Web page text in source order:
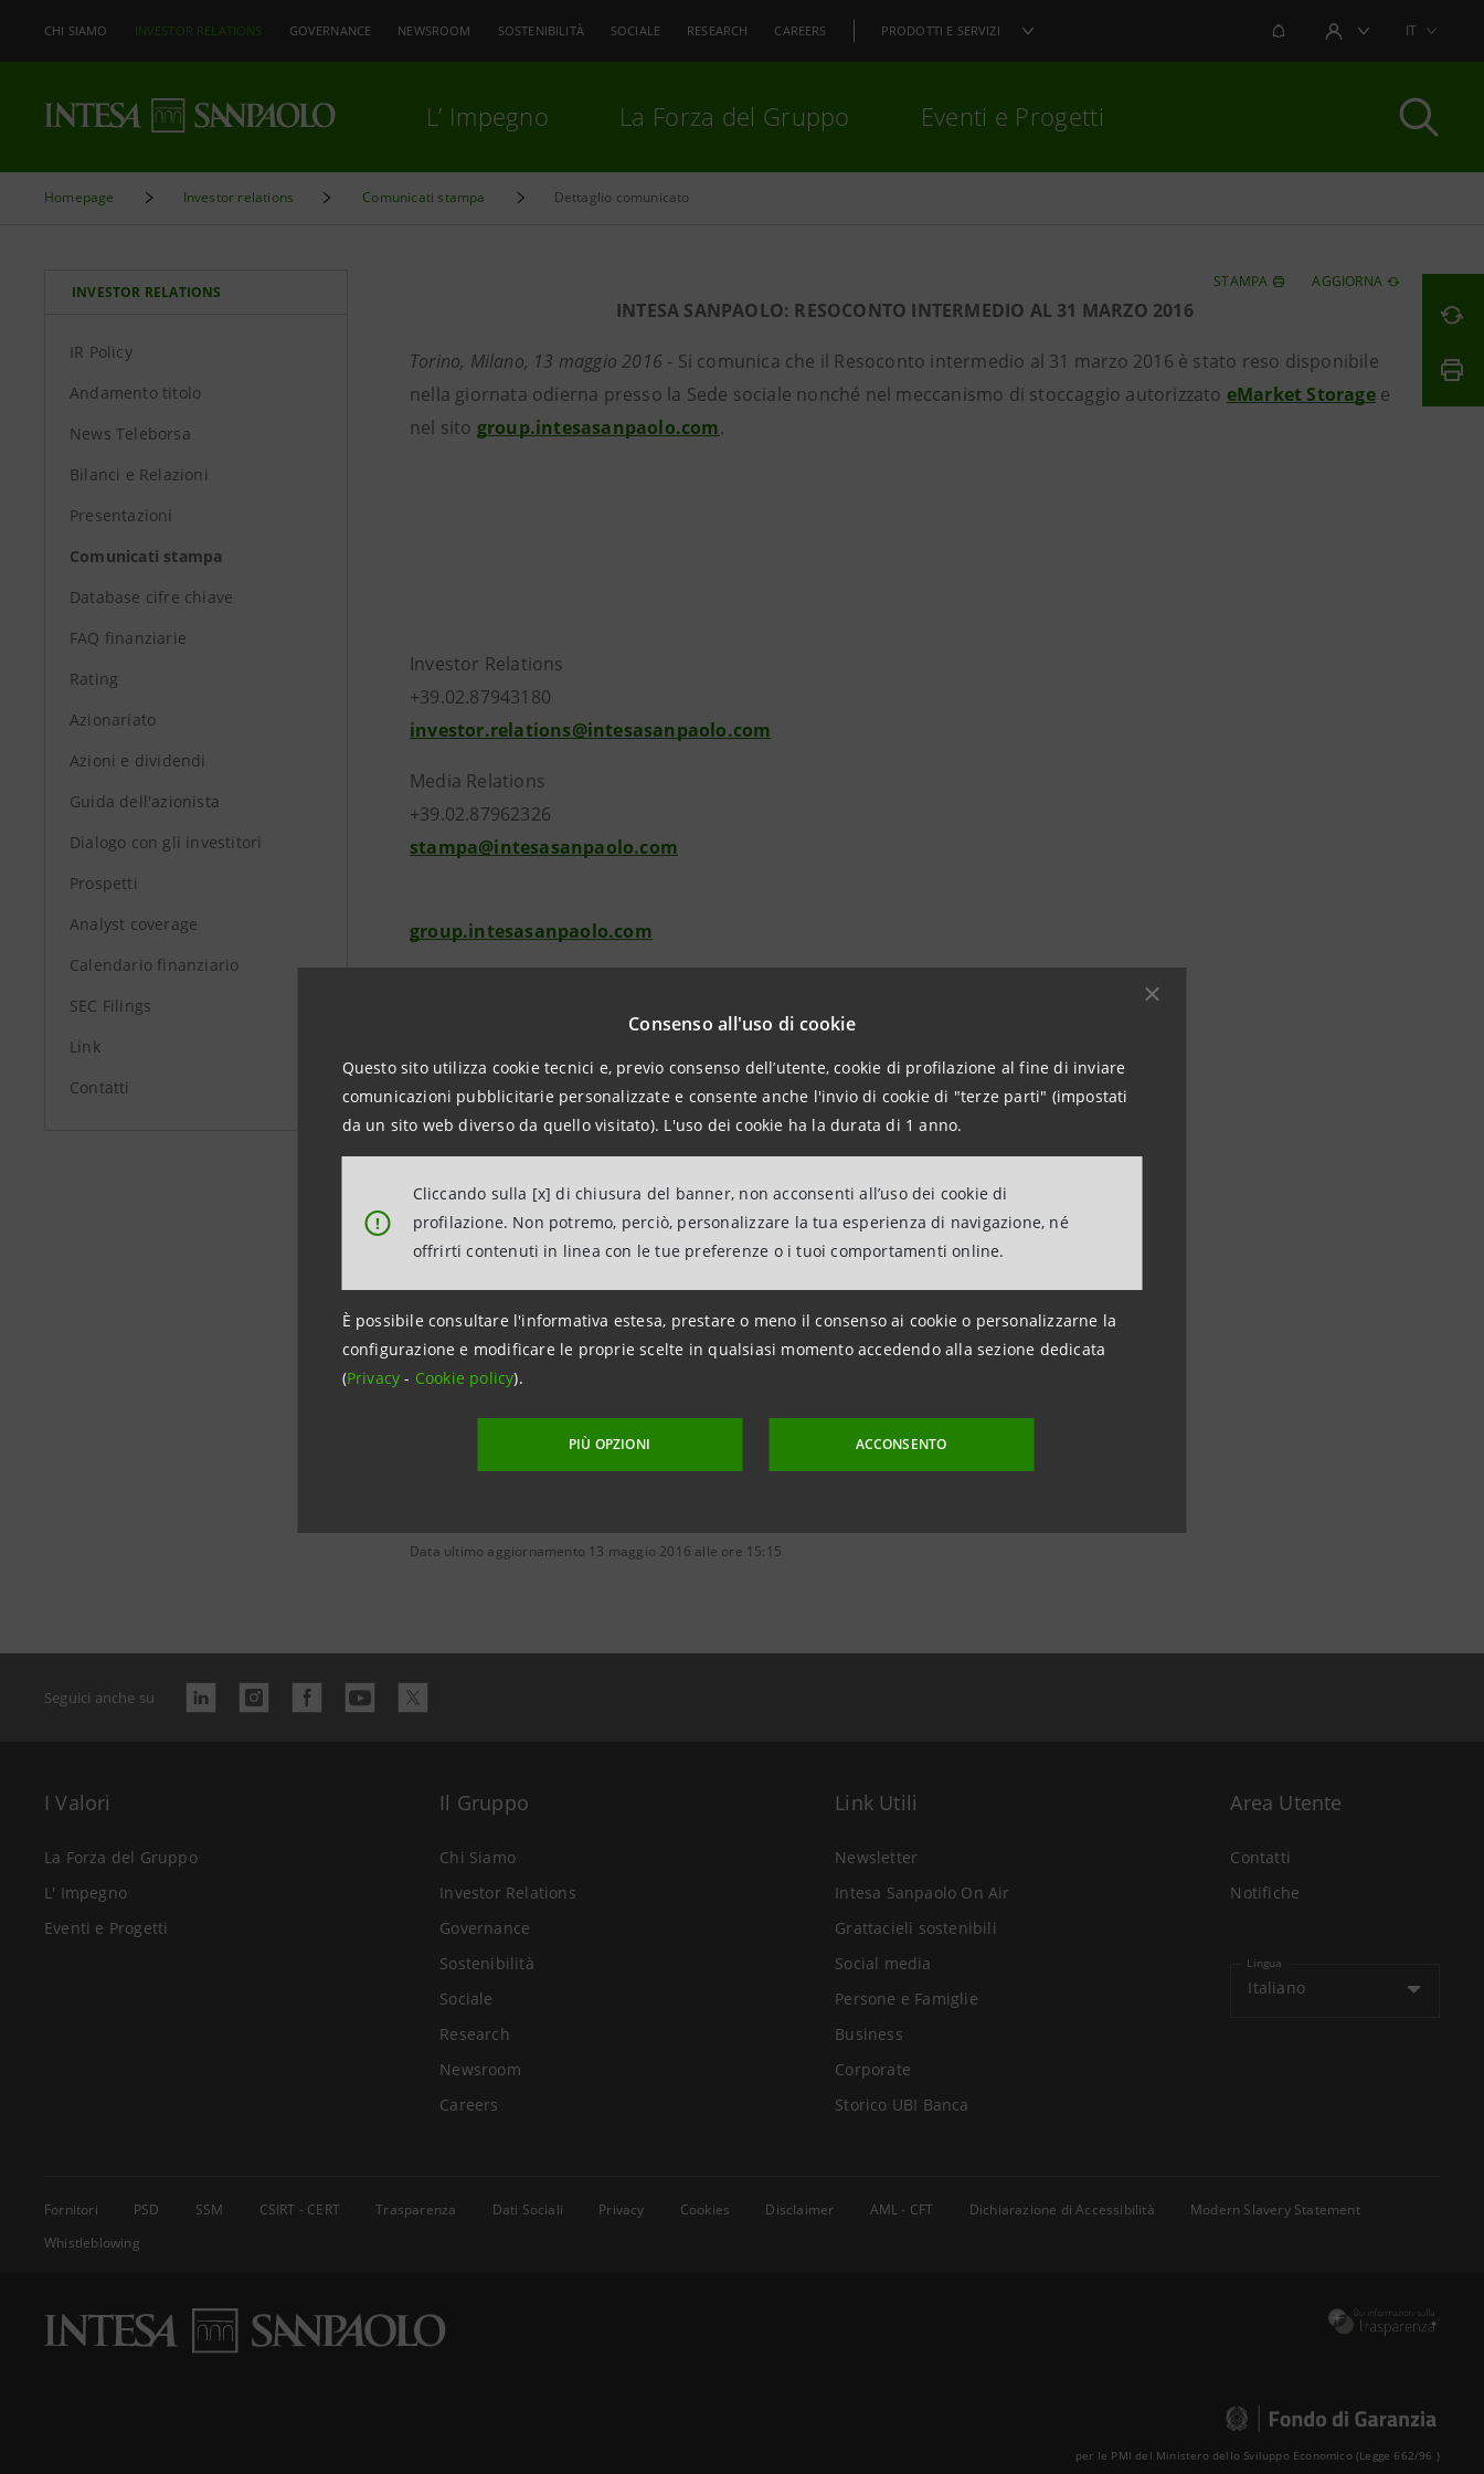
Consenso all'uso di cookie
Questo sito utilizza cookie tecnici e, previo consenso dell’utente, cookie di profilazione al fine di inviare
comunicazioni pubblicitarie personalizzate e consente anche l'invio di cookie di "terze parti" (impostati
da un sito web diverso da quello visitato). L'uso dei cookie ha la durata di 1 anno.
!
Cliccando sulla [x] di chiusura del banner, non acconsenti all’uso dei cookie di
profilazione. Non potremo, perciò, personalizzare la tua esperienza di navigazione, né
offrirti contenuti in linea con le tue preferenze o i tuoi comportamenti online.
È possibile consultare l'informativa estesa, prestare o meno il consenso ai cookie o personalizzarne la
configurazione e modificare le proprie scelte in qualsiasi momento accedendo alla sezione dedicata
(Privacy- Cookie policy).
PIÙ OPZIONI ACCONSENTO
CHI SIAMO INVESTOR RELATIONS GOVERNANCE NEWSROOM SOSTENIBILITÀ SOCIALE RESEARCH CAREERS PRODOTTI E SERVIZI NOTIFICHEAREA UTENTEIT
L’ Impegno La Forza del Gruppo Eventi e Progetti
Homepage Investor relations Comunicati stampa Dettaglio comunicato
INVESTOR RELATIONS
IR Policy
Andamento titolo
News Teleborsa
Bilanci e Relazioni
Presentazioni
Comunicati stampa
Database cifre chiave
FAQ finanziarie
Rating
Azionariato
Azioni e dividendi
Guida dell'azionista
Dialogo con gli investitori
Prospetti
Analyst coverage
Calendario finanziario
SEC Filings
Link
Contatti
STAMPA AGGIORNA
INTESA SANPAOLO: RESOCONTO INTERMEDIO AL 31 MARZO 2016
Torino, Milano, 13 maggio 2016 - Si comunica che il Resoconto intermedio al 31 marzo 2016 è stato reso disponibile
nella giornata odierna presso la Sede sociale nonché nel meccanismo di stoccaggio autorizzato eMarket Storagee
nel sito group.intesasanpaolo.com.
Investor Relations
+39.02.87943180
investor.relations@intesasanpaolo.com
Media Relations
+39.02.87962326
stampa@intesasanpaolo.com
group.intesasanpaolo.com
Data ultimo aggiornamento 13 maggio 2016 alle ore 15:15
Seguici anche su
I Valori
La Forza del Gruppo
L' Impegno
Eventi e Progetti
Il Gruppo
Chi Siamo
Investor Relations
Governance
Sostenibilità
Sociale
Research
Newsroom
Careers
Link Utili
Newsletter
Intesa Sanpaolo On Air
Grattacieli sostenibili
Social media
Persone e Famiglie
Business
Corporate
Storico UBI Banca
Area Utente
Contatti
Notifiche
Lingua
Italiano
Fornitori PSD SSM CSIRT - CERT Trasparenza Dati Sociali Privacy Cookies Disclaimer AML - CFT Dichiarazione di Accessibilità
Modern Slavery Statement
Whistleblowing
per le PMI del Ministero dello Sviluppo Economico (Legge 662/96 )